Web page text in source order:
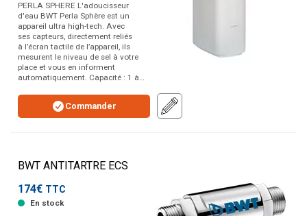
PERLA SPHERE L'adoucisseur
d'eau BWT Perla Sphère est un
appareil ultra high-tech. Avec
ses capteurs, directement reliés
à l’écran tactile de l’appareil, ils
mesurent le niveau de sel à votre
place et vous en informent
automatiquement. Capacité : 1 à…
Commander
BWT ANTITARTRE ECS
174€ TTC
En stock